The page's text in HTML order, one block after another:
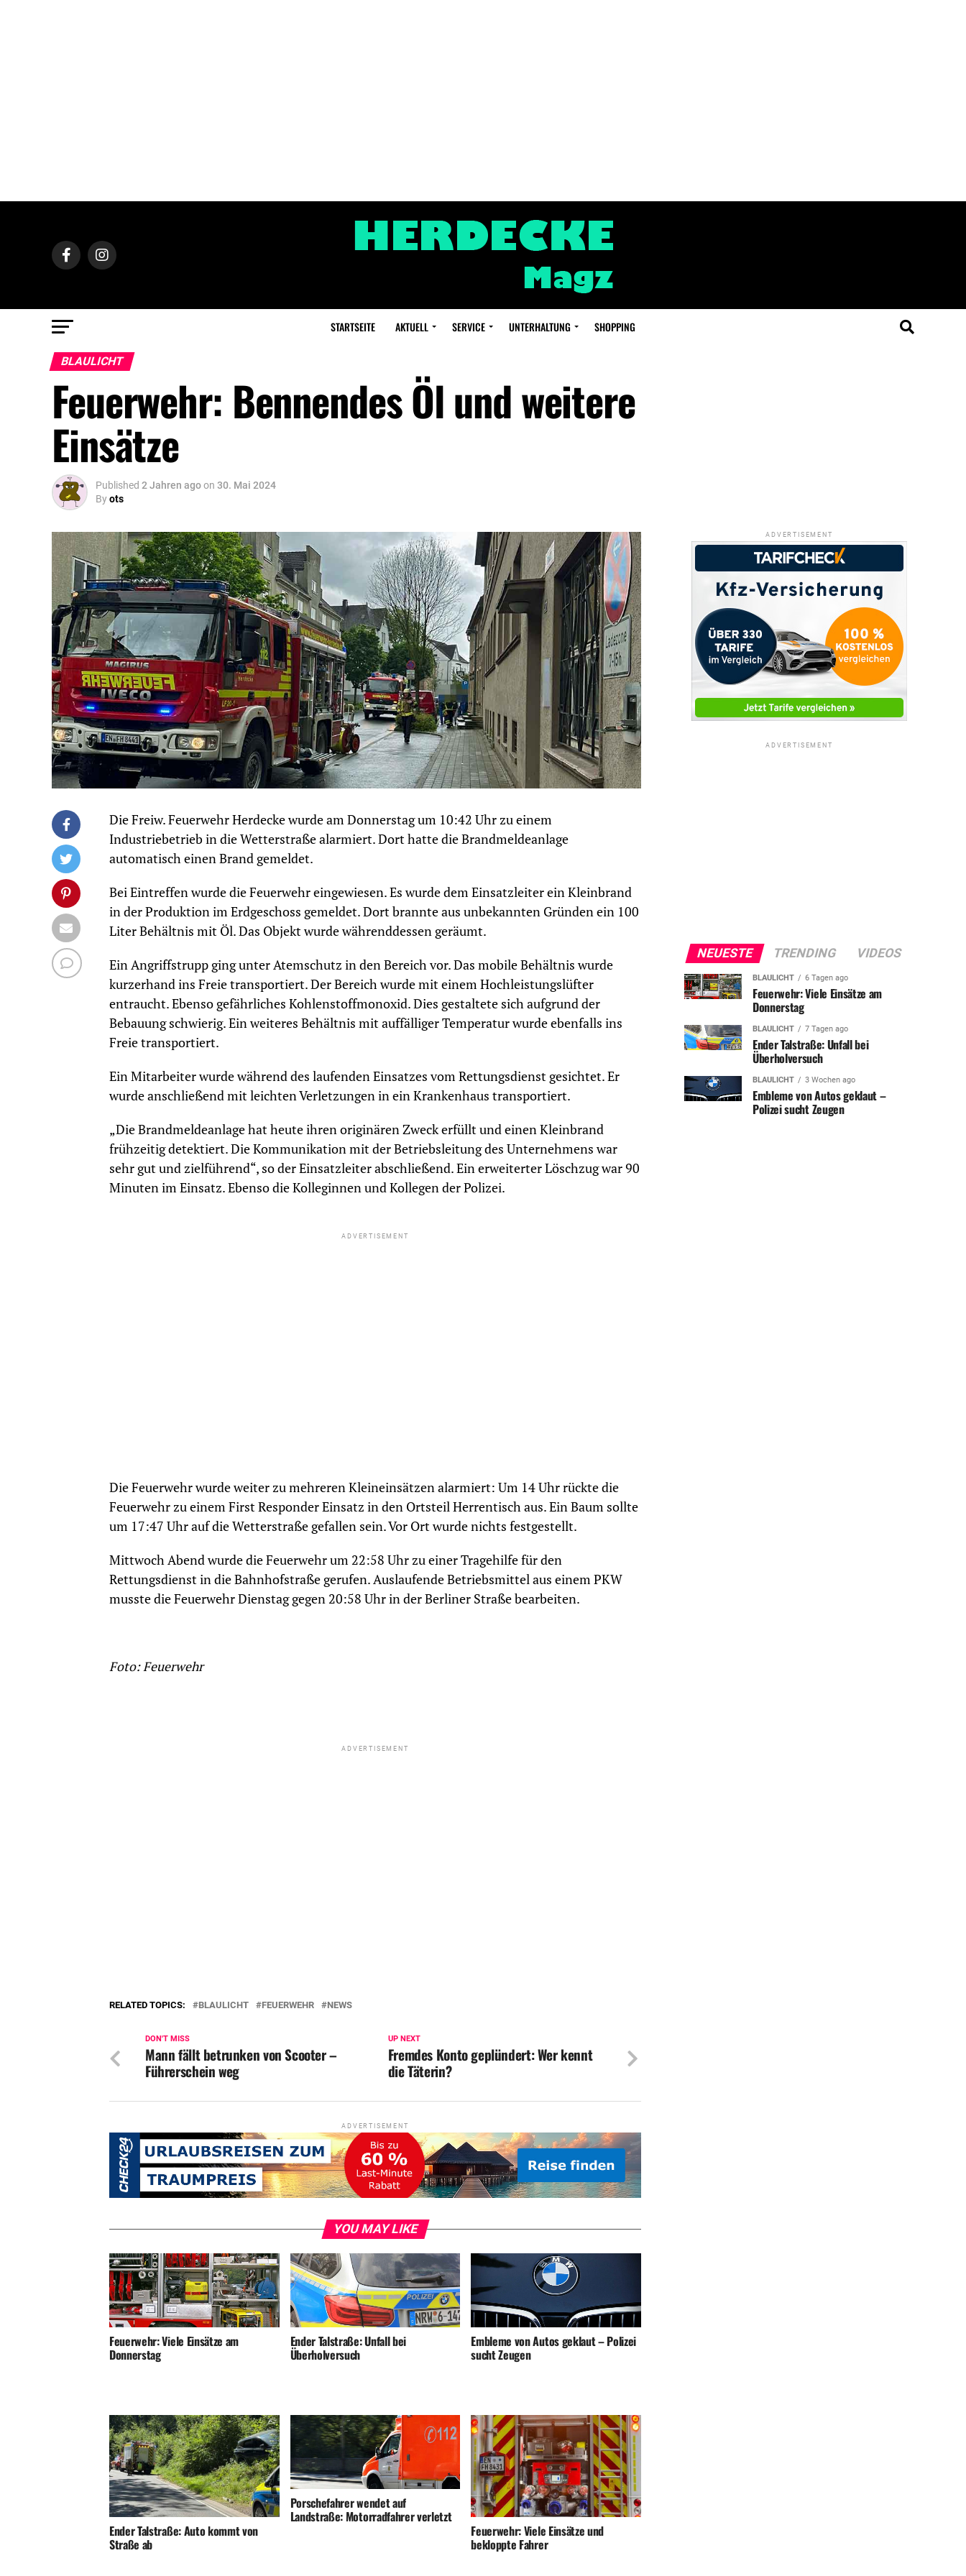
STARTSEITE AKTUELL SERVICE UNTERHALTUNG SHOPPING
BLAULICHT
Feuerwehr: Bennendes Öl und weitere
Einsätze
Published 2 Jahren agoon 30. Mai 2024
Byots
Die Freiw. Feuerwehr Herdecke wurde am Donnerstag um 10:42 Uhr zu einem
Industriebetrieb in die Wetterstraße alarmiert. Dort hatte die Brandmeldeanlage
automatisch einen Brand gemeldet.
Bei Eintreffen wurde die Feuerwehr eingewiesen. Es wurde dem Einsatzleiter ein Kleinbrand
in der Produktion im Erdgeschoss gemeldet. Dort brannte aus unbekannten Gründen ein 100
Liter Behältnis mit Öl. Das Objekt wurde währenddessen geräumt.
Ein Angriffstrupp ging unter Atemschutz in den Bereich vor. Das mobile Behältnis wurde
kurzerhand ins Freie transportiert. Der Bereich wurde mit einem Hochleistungslüfter
entraucht. Ebenso gefährliches Kohlenstoffmonoxid. Dies gestaltete sich aufgrund der
Bebauung schwierig. Ein weiteres Behältnis mit auffälliger Temperatur wurde ebenfalls ins
Freie transportiert.
Ein Mitarbeiter wurde während des laufenden Einsatzes vom Rettungsdienst gesichtet. Er
wurde anschließend mit leichten Verletzungen in ein Krankenhaus transportiert.
„Die Brandmeldeanlage hat heute ihren originären Zweck erfüllt und einen Kleinbrand
frühzeitig detektiert. Die Kommunikation mit der Betriebsleitung des Unternehmens war
sehr gut und zielführend“, so der Einsatzleiter abschließend. Ein erweiterter Löschzug war 90
Minuten im Einsatz. Ebenso die Kolleginnen und Kollegen der Polizei.
ADVERTISEMENT
Die Feuerwehr wurde weiter zu mehreren Kleineinsätzen alarmiert: Um 14 Uhr rückte die
Feuerwehr zu einem First Responder Einsatz in den Ortsteil Herrentisch aus. Ein Baum sollte
um 17:47 Uhr auf die Wetterstraße gefallen sein. Vor Ort wurde nichts festgestellt.
Mittwoch Abend wurde die Feuerwehr um 22:58 Uhr zu einer Tragehilfe für den
Rettungsdienst in die Bahnhofstraße gerufen. Auslaufende Betriebsmittel aus einem PKW
musste die Feuerwehr Dienstag gegen 20:58 Uhr in der Berliner Straße bearbeiten.
Foto: Feuerwehr
ADVERTISEMENT
RELATED TOPICS: BLAULICHT FEUERWEHR NEWS
UP NEXT
Fremdes Konto geplündert: Wer kennt
die Täterin?
DON'T MISS
Mann fällt betrunken von Scooter –
Führerschein weg
ADVERTISEMENT
YOU MAY LIKE
Feuerwehr: Viele Einsätze am
Donnerstag
Ender Talstraße: Unfall bei
Überholversuch
Embleme von Autos geklaut – Polizei
sucht Zeugen
Ender Talstraße: Auto kommt von
Straße ab
Porschefahrer wendet auf
Landstraße: Motorradfahrer verletzt
Feuerwehr: Viele Einsätze und
bekloppte Fahrer
ADVERTISEMENT
ADVERTISEMENT
NEUESTE TRENDING VIDEOS
BLAULICHT 6 Tagen ago
Feuerwehr: Viele Einsätze am
Donnerstag
BLAULICHT 7 Tagen ago
Ender Talstraße: Unfall bei
Überholversuch
BLAULICHT 3 Wochen ago
Embleme von Autos geklaut –
Polizei sucht Zeugen